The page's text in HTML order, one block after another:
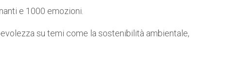
e 1000 emozioni.
su temi come la sostenibilità ambientale,